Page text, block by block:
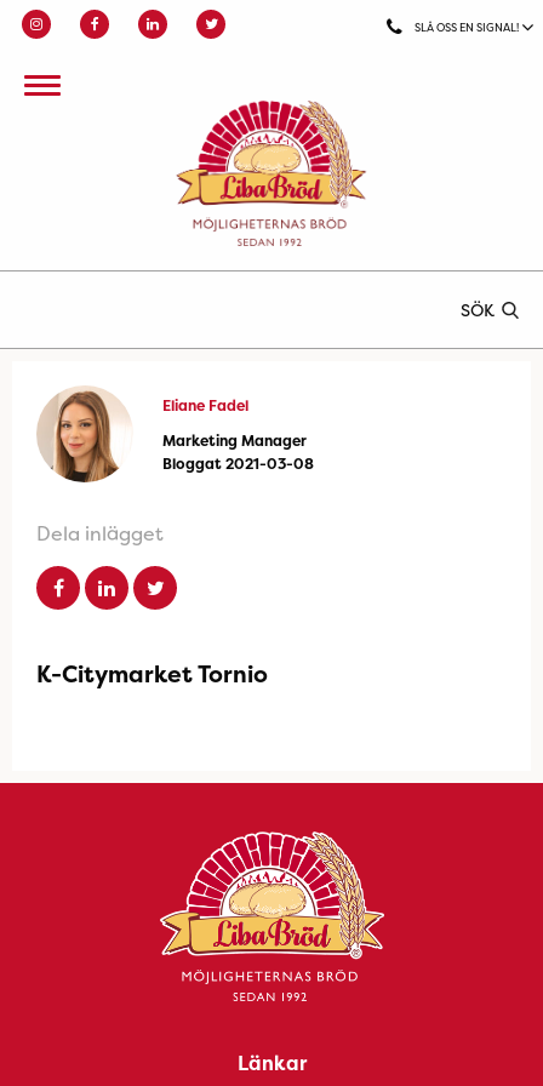
SLÅ OSS EN SIGNAL!
SÖK
Eliane Fadel
Marketing Manager
Bloggat 2021-03-08
Dela inlägget
K-Citymarket Tornio
Länkar